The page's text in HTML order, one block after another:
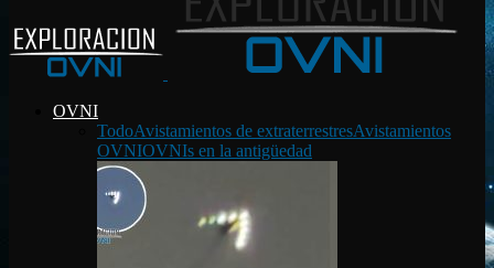
OVNI
TodoAvistamientos de extraterrestresAvistamientos
OVNIOVNIs en la antigüedad